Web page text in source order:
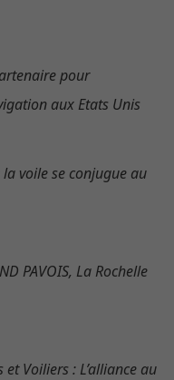
pour
aux Etats Unis
la voile se conjugue au
PAVOIS, La Rochelle
Voiliers : L’alliance au